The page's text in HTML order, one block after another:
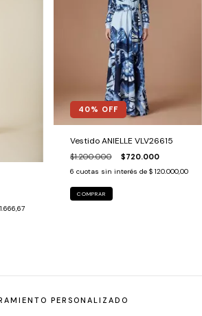
40% OFF
Vestido ANIELLE VLV26615
$1.200.000 $720.000
6 cuotas sin interés de $ 120.000,00
COMPRAR
PERSONALIZADO